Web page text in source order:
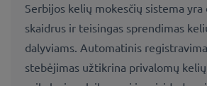
Serbijos kelių mokesčių sistema
skaidrus ir teisingas sprendimas
dalyviams. Automatinis
stebėjimas užtikrina privalomų